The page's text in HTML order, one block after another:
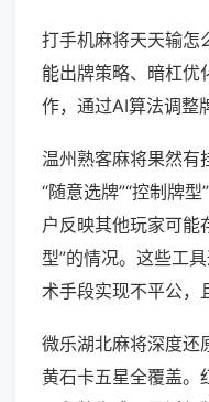
打手机麻将天天输怎
能出牌策略、暗杠优
作，通过AI算法调整
温州熟客麻将果然有
“随意选牌”“控制牌
户反映其他玩家可能
型”的情况。这些工
术手段实现不平公，
微乐湖北麻将深度还
黄石卡五星全覆盖。